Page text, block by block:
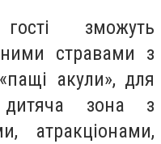
зможуть
стравами з
акули», для
дитяча зона з
атракціонами,